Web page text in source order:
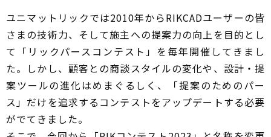
ユニマットリックでは2010年からRIKCADユーザーの皆
さまの技術力、そして施主への提案力の向上を目的とし
て「リックパースコンテスト」を毎年開催してきまし
た。しかし、顧客との商談スタイルの変化や、設計・提
案ツールの進化はめまぐるしく、「提案のためのパー
ス」だけを追求するコンテストをアップデートする必要
がでてきました。